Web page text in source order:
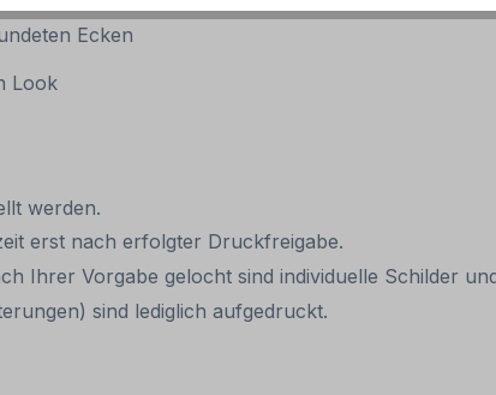
Ecken
Look
werden.
erst nach erfolgter Druckfreigabe.
Ihrer Vorgabe gelocht sind individuelle Schilder
sind lediglich aufgedruckt.